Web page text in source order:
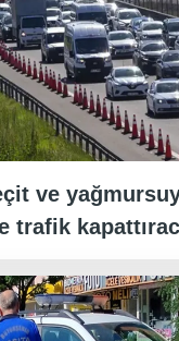
ve
trafik